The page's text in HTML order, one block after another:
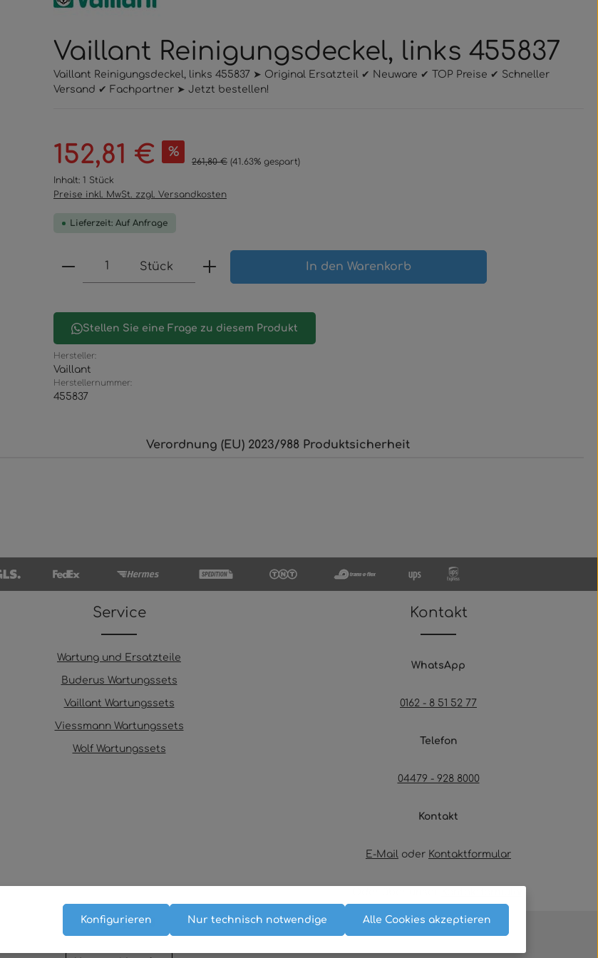
Vaillant Reinigungsdeckel, links 455837
Vaillant Reinigungsdeckel, links 455837 ➤ Original Ersatzteil ✔ Neuware ✔ TOP Preise ✔ Schneller
Versand ✔ Fachpartner ➤ Jetzt bestellen!
Verkaufspreis:
152,81 € %
Regulärer Preis:
261,80 € (41.63% gespart)
Inhalt: 1 Stück
Preise inkl. MwSt. zzgl. Versandkosten
Lieferzeit: Auf Anfrage
Produkt Anzahl: Gib den gewünschten Wert ein oder
Stück In den Warenkorb
Stellen Sie eine Frage zu diesem Produkt
Hersteller:
Vaillant
Herstellernummer:
455837
Verordnung (EU) 2023/988 Produktsicherheit
Service
Wartung und Ersatzteile
Buderus Wartungssets
Vaillant Wartungssets
Viessmann Wartungssets
Wolf Wartungssets
Kontakt
WhatsApp
0162 - 8 51 52 77
Telefon
04479 - 928 8000
Kontakt
E-Mail oder Kontaktformular
Nur technisch notwendige
Konfigurieren Alle Cookies akzeptieren